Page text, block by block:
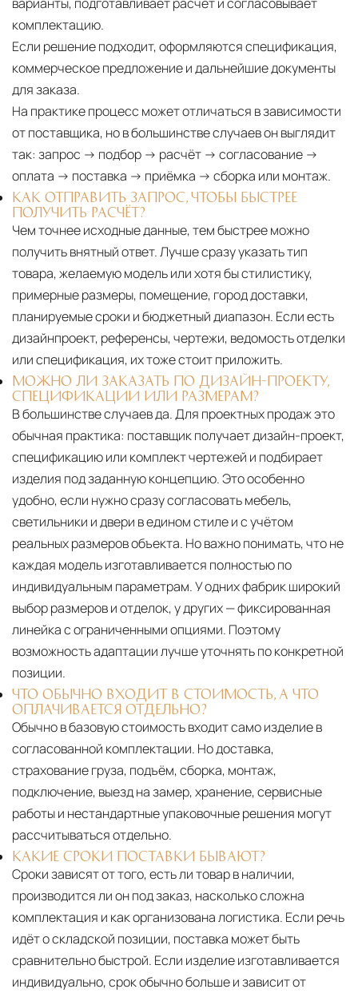
комплектацию.
Если решение подходит, оформляются спецификация,
коммерческое предложение и дальнейшие документы
для заказа.
На практике процесс может отличаться в зависимости
от поставщика, но в большинстве случаев он выглядит
так: запрос → подбор → расчёт → согласование →
оплата → поставка → приёмка → сборка или монтаж.
КАК ОТПРАВИТЬ ЗАПРОС, ЧТОБЫ БЫСТРЕЕ
ПОЛУЧИТЬ РАСЧЁТ?
Чем точнее исходные данные, тем быстрее можно
получить внятный ответ. Лучше сразу указать тип
товара, желаемую модель или хотя бы стилистику,
примерные размеры, помещение, город доставки,
планируемые сроки и бюджетный диапазон. Если есть
дизайнпроект, референсы, чертежи, ведомость отделки
или спецификация, их тоже стоит приложить.
МОЖНО ЛИ ЗАКАЗАТЬ ПО ДИЗАЙН-ПРОЕКТУ,
СПЕЦИФИКАЦИИ ИЛИ РАЗМЕРАМ?
В большинстве случаев да. Для проектных продаж это
обычная практика: поставщик получает дизайн-проект,
спецификацию или комплект чертежей и подбирает
изделия под заданную концепцию. Это особенно
удобно, если нужно сразу согласовать мебель,
светильники и двери в едином стиле и с учётом
реальных размеров объекта. Но важно понимать, что не
каждая модель изготавливается полностью по
индивидуальным параметрам. У одних фабрик широкий
выбор размеров и отделок, у других — фиксированная
линейка с ограниченными опциями. Поэтому
возможность адаптации лучше уточнять по конкретной
позиции.
ЧТО ОБЫЧНО ВХОДИТ В СТОИМОСТЬ, А ЧТО
ОПЛАЧИВАЕТСЯ ОТДЕЛЬНО?
Обычно в базовую стоимость входит само изделие в
согласованной комплектации. Но доставка,
страхование груза, подъём, сборка, монтаж,
подключение, выезд на замер, хранение, сервисные
работы и нестандартные упаковочные решения могут
рассчитываться отдельно.
КАКИЕ СРОКИ ПОСТАВКИ БЫВАЮТ?
Сроки зависят от того, есть ли товар в наличии,
производится ли он под заказ, насколько сложна
комплектация и как организована логистика. Если речь
идёт о складской позиции, поставка может быть
сравнительно быстрой. Если изделие изготавливается
индивидуально, срок обычно больше и зависит от